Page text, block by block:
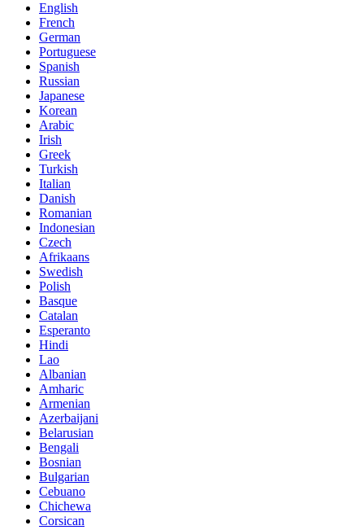
English
French
German
Portuguese
Spanish
Russian
Japanese
Korean
Arabic
Irish
Greek
Turkish
Italian
Danish
Romanian
Indonesian
Czech
Afrikaans
Swedish
Polish
Basque
Catalan
Esperanto
Hindi
Lao
Albanian
Amharic
Armenian
Azerbaijani
Belarusian
Bengali
Bosnian
Bulgarian
Cebuano
Chichewa
Corsican